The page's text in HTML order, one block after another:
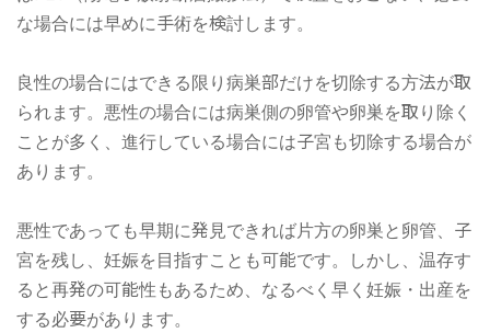
な場合には早めに手術を検討します。
良性の場合にはできる限り病巣部だけを切除する方法が取
られます。悪性の場合には病巣側の卵管や卵巣を取り除く
ことが多く、進行している場合には子宮も切除する場合が
あります。
悪性であっても早期に発見できれば片方の卵巣と卵管、子
宮を残し、妊娠を目指すことも可能です。しかし、温存す
ると再発の可能性もあるため、なるべく早く妊娠・出産を
する必要があります。